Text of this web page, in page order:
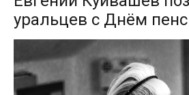
уральцев с Днём